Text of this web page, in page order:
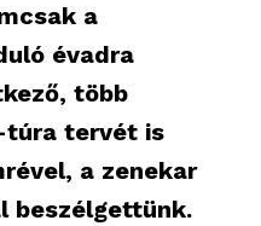
a
évadra
több
túra tervét is
a zenekar
beszélgettünk.